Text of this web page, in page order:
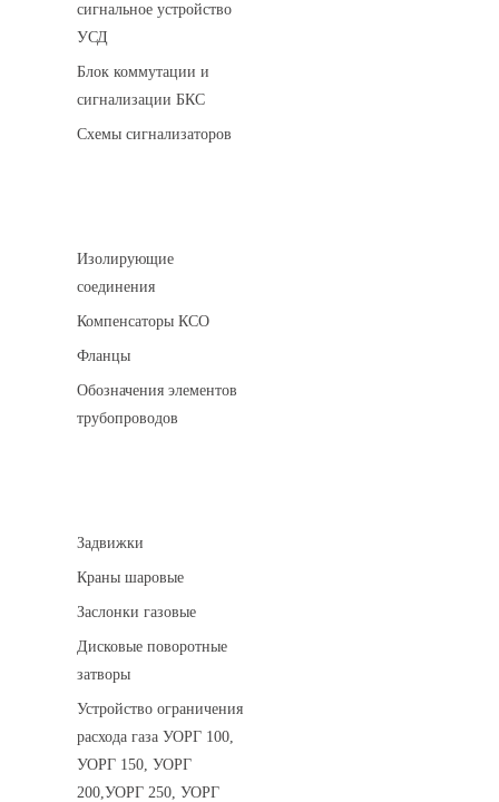
сигнальное устройство
УСД
Блок коммутации и
сигнализации БКС
Схемы сигнализаторов
Изолирующие
соединения
Компенсаторы КСО
Фланцы
Обозначения элементов
трубопроводов
Задвижки
Краны шаровые
Заслонки газовые
Дисковые поворотные
затворы
Устройство ограничения
расхода газа УОРГ 100,
УОРГ 150, УОРГ
200,УОРГ 250, УОРГ